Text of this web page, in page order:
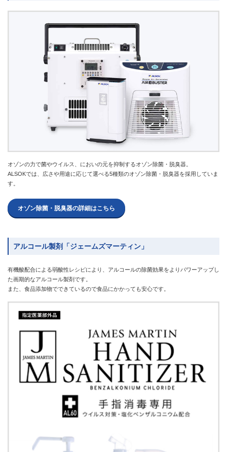
オゾンの力で菌やウイルス、においの元を抑制するオゾン除菌・脱臭器。
ALSOKでは、広さや用途に応じて選べる5種類のオゾン除菌・脱臭器を採用していま
す。
オゾン除菌・脱臭器の詳細はこちら
アルコール製剤「ジェームズマーティン」
有機酸配合による弱酸性レシピにより、アルコールの除菌効果をよりパワーアップし
た画期的なアルコール製剤です。
また、食品添加物でできているので食品にかかっても安心です。